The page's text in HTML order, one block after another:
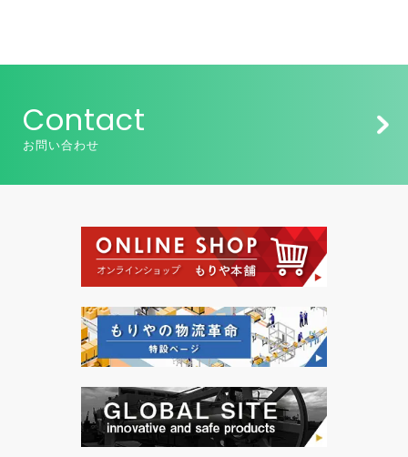
Contact
お問い合わせ